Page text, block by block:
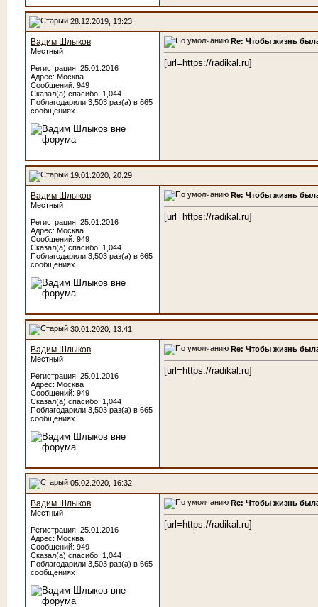
28.12.2019, 13:23
Вадим Шлыков
Местный
Регистрация: 25.01.2016
Адрес: Москва
Сообщений: 949
Сказал(а) спасибо: 1,044
Поблагодарили 3,503 раз(а) в 665
сообщениях
Re: Чтобы жизнь
[url=https://radikal.ru]
19.01.2020, 20:29
Вадим Шлыков
Местный
Регистрация: 25.01.2016
Адрес: Москва
Сообщений: 949
Сказал(а) спасибо: 1,044
Поблагодарили 3,503 раз(а) в 665
сообщениях
Re: Чтобы жизнь
[url=https://radikal.ru]
30.01.2020, 13:41
Вадим Шлыков
Местный
Регистрация: 25.01.2016
Адрес: Москва
Сообщений: 949
Сказал(а) спасибо: 1,044
Поблагодарили 3,503 раз(а) в 665
сообщениях
Re: Чтобы жизнь
[url=https://radikal.ru]
05.02.2020, 16:32
Вадим Шлыков
Местный
Регистрация: 25.01.2016
Адрес: Москва
Сообщений: 949
Сказал(а) спасибо: 1,044
Поблагодарили 3,503 раз(а) в 665
сообщениях
Re: Чтобы жизнь
[url=https://radikal.ru]